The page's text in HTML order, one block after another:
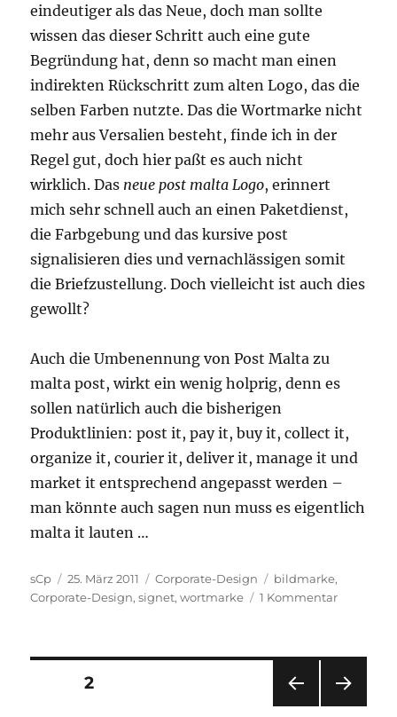
eindeutiger als das Neue, doch man sollte
wissen das dieser Schritt auch eine gute
Begründung hat, denn so macht man einen
indirekten Rückschritt zum alten Logo, das die
selben Farben nutzte. Das die Wortmarke nicht
mehr aus Versalien besteht, finde ich in der
Regel gut, doch hier paßt es auch nicht
wirklich. Das neue post malta Logo, erinnert
mich sehr schnell auch an einen Paketdienst,
die Farbgebung und das kursive post
signalisieren dies und vernachlässigen somit
die Briefzustellung. Doch vielleicht ist auch dies
gewollt?
Auch die Umbenennung von Post Malta zu
malta post, wirkt ein wenig holprig, denn es
sollen natürlich auch die bisherigen
Produktlinien: post it, pay it, buy it, collect it,
organize it, courier it, deliver it, manage it und
market it entsprechend angepasst werden –
man könnte auch sagen nun muss es eigentlich
malta it lauten …
Autor
sCp
Veröffentlicht
am
25. März 2011 Kategorien
Corporate-Design Schlagwörter
bildmarke,
Corporate-Design,signet,wortmarke 1 Kommentarzu
Seitennummerierung
SEITE2